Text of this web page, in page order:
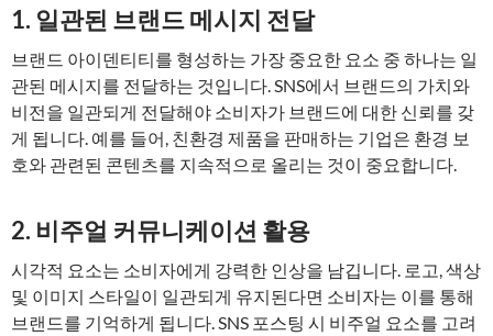
1. 일관된 브랜드 메시지 전달
브랜드 아이덴티티를 형성하는 가장 중요한 요소 중 하나는 일
관된 메시지를 전달하는 것입니다. SNS에서 브랜드의 가치와
비전을 일관되게 전달해야 소비자가 브랜드에 대한 신뢰를 갖
게 됩니다. 예를 들어, 친환경 제품을 판매하는 기업은 환경 보
호와 관련된 콘텐츠를 지속적으로 올리는 것이 중요합니다.
2. 비주얼 커뮤니케이션 활용
시각적 요소는 소비자에게 강력한 인상을 남깁니다. 로고, 색상
및 이미지 스타일이 일관되게 유지된다면 소비자는 이를 통해
브랜드를 기억하게 됩니다. SNS 포스팅 시 비주얼 요소를 고려